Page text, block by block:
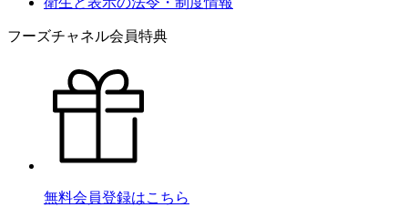
フーズチャネル会員特典
無料会員登録はこちら